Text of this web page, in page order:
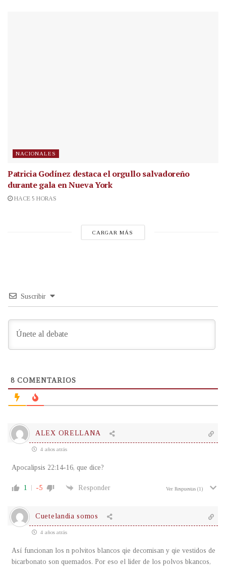
NACIONALES
Patricia Godínez destaca el orgullo salvadoreño
durante gala en Nueva York
HACE 5 HORAS
CARGAR MÁS
Suscribir
8 COMENTARIOS
ALEX ORELLANA
4 años atrás
Apocalipsis 22:14-16, que dice?
1 -5 Responder Ver Respuestas (1)
Cuetelandia somos
4 años atrás
Así funcionan los n polvitos blancos qie decomisan y qie vestidos de
bicarbonato son quemados. Por eso el lider de los polvos bkancos,